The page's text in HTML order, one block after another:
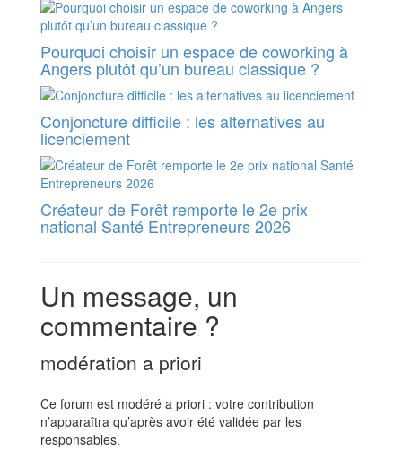
Pourquoi choisir un espace de coworking à
Angers plutôt qu’un bureau classique ?
Conjoncture difficile : les alternatives au
licenciement
Créateur de Forêt remporte le 2e prix
national Santé Entrepreneurs 2026
Un message, un
commentaire ?
modération a priori
Ce forum est modéré a priori : votre contribution
n’apparaîtra qu’après avoir été validée par les
responsables.